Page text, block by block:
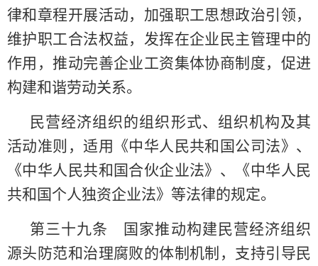
律和章程开展活动，加强职工思想政治引领，
维护职工合法权益，发挥在企业民主管理中的
作用，推动完善企业工资集体协商制度，促进
构建和谐劳动关系。
民营经济组织的组织形式、组织机构及其
活动准则，适用《中华人民共和国公司法》、
《中华人民共和国合伙企业法》、《中华人民
共和国个人独资企业法》等法律的规定。
第三十九条 国家推动构建民营经济组织
源头防范和治理腐败的体制机制，支持引导民